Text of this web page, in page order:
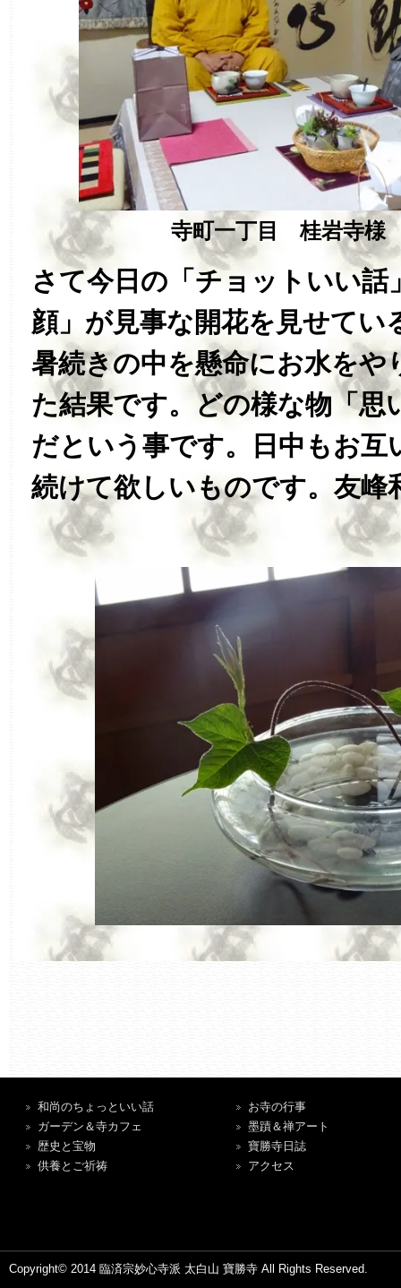
寺町一丁目 桂岩寺様
さて今日の「チョットいい話
顔」が見事な開花を見せてい
暑続きの中を懸命にお水をや
た結果です。どの様な物「思
だという事です。日中もお互
続けて欲しいものです。友峰
和尚のちょっといい話
ガーデン＆寺カフェ
歴史と宝物
供養とご祈祷
お寺の行事
墨蹟＆禅アート
寶勝寺日誌
アクセス
Copyright© 2014 臨済宗妙心寺派 太白山 寶勝寺 All Rights Reserved.